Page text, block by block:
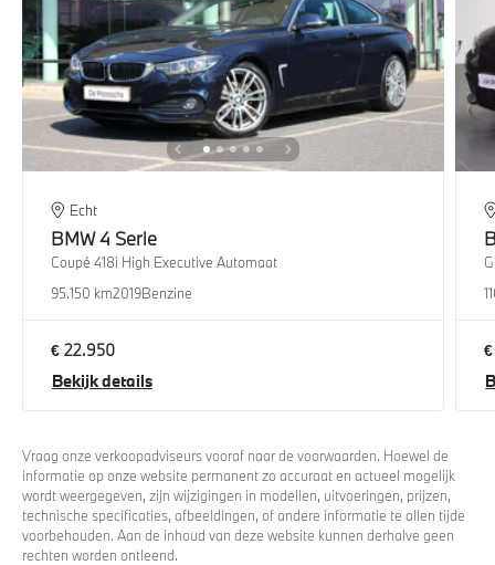
Echt
BMW4 Serie
Coupé 418i High Executive Automaat
95.150 km2019Benzine
€ 22.950
Bekijk details
Vraag onze verkoopadviseurs vooraf naar de voorwaarden. Hoewel de
informatie op onze website permanent zo accuraat en actueel mogelijk
wordt weergegeven, zijn wijzigingen in modellen, uitvoeringen, prijzen,
technische specificaties, afbeeldingen, of andere informatie te allen tijde
voorbehouden. Aan de inhoud van deze website kunnen derhalve geen
rechten worden ontleend.